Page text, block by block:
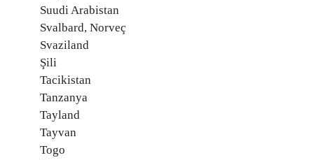
Suudi Arabistan
Svalbard, Norveç
Svaziland
Şili
Tacikistan
Tanzanya
Tayland
Tayvan
Togo